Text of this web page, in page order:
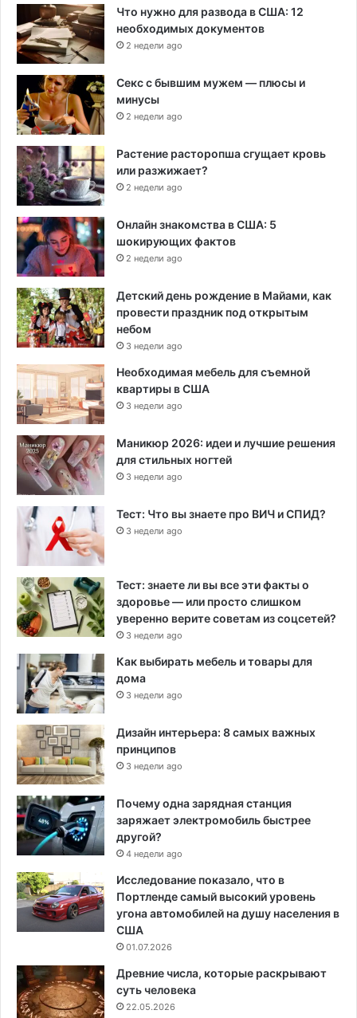
Что нужно для развода в США: 12
необходимых документов
2 недели ago
Секс с бывшим мужем — плюсы и
минусы
2 недели ago
Растение расторопша сгущает кровь
или разжижает?
2 недели ago
Онлайн знакомства в США: 5
шокирующих фактов
2 недели ago
Детский день рождение в Майами, как
провести праздник под открытым
небом
3 недели ago
Необходимая мебель для съемной
квартиры в США
3 недели ago
Маникюр 2026: идеи и лучшие решения
для стильных ногтей
3 недели ago
Тест: Что вы знаете про ВИЧ и СПИД?
3 недели ago
Тест: знаете ли вы все эти факты о
здоровье — или просто слишком
уверенно верите советам из соцсетей?
3 недели ago
Как выбирать мебель и товары для
дома
3 недели ago
Дизайн интерьера: 8 самых важных
принципов
3 недели ago
Почему одна зарядная станция
заряжает электромобиль быстрее
другой?
4 недели ago
Исследование показало, что в
Портленде самый высокий уровень
угона автомобилей на душу населения в
США
01.07.2026
Древние числа, которые раскрывают
суть человека
22.05.2026